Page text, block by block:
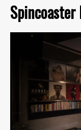
Spincoaster